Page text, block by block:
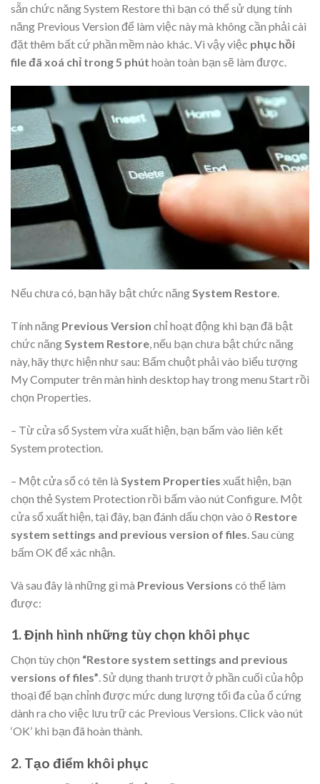
sẵn chức năng System Restore thì bạn có thể sử dụng tính
năng Previous Version để làm việc này mà không cần phải cài
đặt thêm bất cứ phần mềm nào khác. Vì vậy việc phục hồi
file đã xoá chỉ trong 5 phút hoàn toàn bạn sẽ làm được.
Nếu chưa có, bạn hãy bật chức năngSystem Restore.
Tính năng Previous Version chỉ hoạt động khi bạn đã bật
chức năngSystem Restore, nếu bạn chưa bật chức năng
này, hãy thực hiện như sau: Bấm chuột phải vào biểu tượng
My Computer trên màn hình desktop hay trong menu Start rồi
chọn Properties.
– Từ cửa sổ System vừa xuất hiện, bạn bấm vào liên kết
System protection.
– Một cửa sổ có tên là System Properties xuất hiện, bạn
chọn thẻ System Protection rồi bấm vào nút Configure. Một
cửa sổ xuất hiện, tại đây, bạn đánh dấu chọn vào ô Restore
system settings and previous version of files. Sau cùng
bấm OK để xác nhận.
Và sau đây là những gì mà Previous Versions có thể làm
được:
1. Định hình những tùy chọn khôi phục
Chọn tùy chọn “Restore system settings and previous
versions of files”. Sử dụng thanh trượt ở phần cuối của hộp
thoại để bạn chỉnh được mức dung lượng tối đa của ổ cứng
dành ra cho việc lưu trữ các Previous Versions. Click vào nút
‘OK’ khi bạn đã hoàn thành.
2. Tạo điểm khôi phục